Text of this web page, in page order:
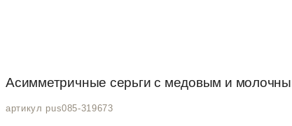
Асимметричные серьги с медовым и
артикул pus085-319673